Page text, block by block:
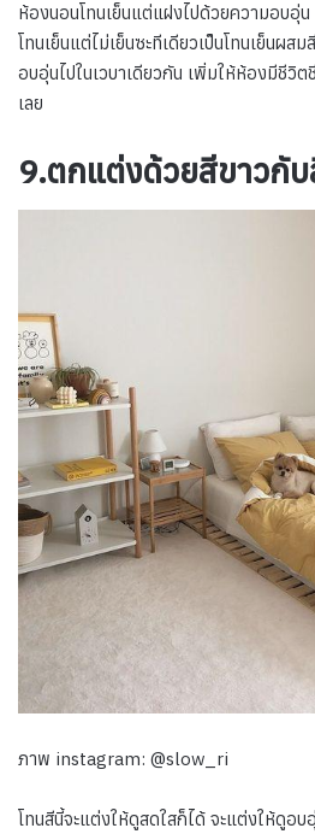
ห้องนอนโทนเย็นแต่แฝงไปด้วยความอบอุ่
โทนเย็นแต่ไม่เย็นซะทีเดียวเป็นโทนเย็นผ
อบอุ่นไปในเวบาเดียวกัน เพิ่มให้ห้องมีชีวิ
เลย
9.ตกแต่งด้วยสีขาวกับ
ภาพ instagram: @slow_ri
โทนสีนี้จะแต่งให้ดูสดใสก็ได้ จะแต่งให้ดูอ